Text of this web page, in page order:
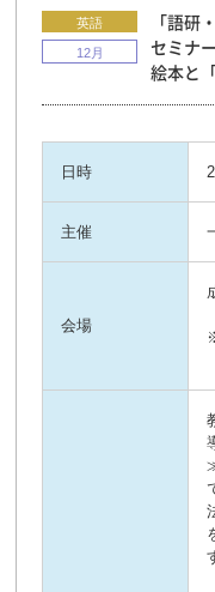
英語
12月
「語研
セミナー
絵本と
日時
主催
会場